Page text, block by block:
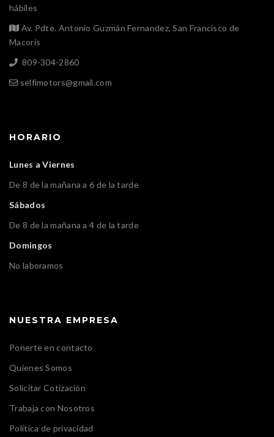
hábiles
Av. Pdte. Antonio Guzmán Fernandez, San Francisco de
Macorís
809-304-2860
selfimotors@gmail.com
HORARIO
Lunes a Viernes
De 8 de la mañana a 6 de la tarde
Sábados
De 8 de la mañana a 4 de la tarde
Domingos
No laboramos
NUESTRA EMPRESA
Ponerte en contacto
Quienes Somos
Solicitar Cotización
Trabaja con Nosotros
Política de privacidad